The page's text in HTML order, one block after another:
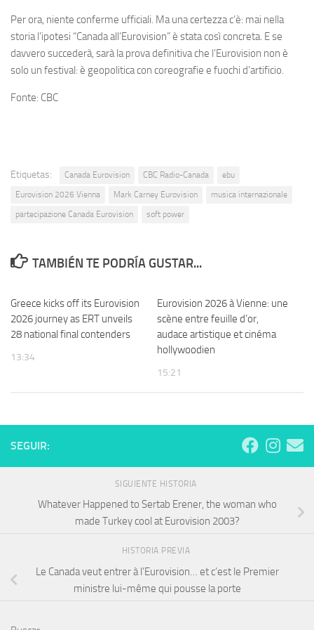
Per ora, niente conferme ufficiali. Ma una certezza c’è: mai nella
storia l’ipotesi “Canada all’Eurovision” è stata così concreta. E se
davvero succederà, sarà la prova definitiva che l’Eurovision non è
solo un festival: è geopolitica con coreografie e fuochi d’artificio.
Fonte: CBC
Etiquetas: Canada Eurovision CBC Radio-Canada
ebu
Eurovision 2026 Vienna
Mark Carney Eurovision
musica internazionale
partecipazione Canada Eurovision
soft power
TAMBIÉN TE PODRÍA GUSTAR...
Greece kicks off its Eurovision
2026 journey as ERT unveils
28 national final contenders
13:34
Eurovision 2026 à Vienne: une
scène entre feuille d’or,
audace artistique et cinéma
hollywoodien
15:21
SEGUIR:
SIGUIENTE HISTORIA
Whatever Happened to Sertab Erener, the woman who
made Turkey cool at Eurovision 2003?
HISTORIA PREVIA
Le Canada veut entrer à l’Eurovision… et c’est le Premier
ministre lui-même qui pousse la porte